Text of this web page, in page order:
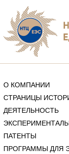
О КОМПАНИИ
СТРАНИЦЫ
ДЕЯТЕЛЬНОСТЬ
ПАТЕНТЫ
ПРОГРАММЫ ДЛЯ